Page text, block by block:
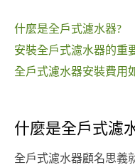
什麼是全戶式濾水器?
安裝全戶式濾水器的重
全戶式濾水器安裝費用
什麼是全戶式濾
全戶式濾水器顧名思義